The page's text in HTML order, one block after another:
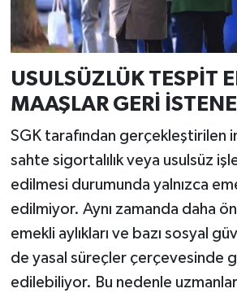
USULSÜZLÜK TESPİT
MAAŞLAR GERİ
SGK tarafından gerçekleştirilen
sahte sigortalılık veya usulsüz
edilmesi durumunda yalnızca
edilmiyor. Aynı zamanda daha
emekli aylıkları ve bazı sosyal
de yasal süreçler çerçevesinde
edilebiliyor. Bu nedenle